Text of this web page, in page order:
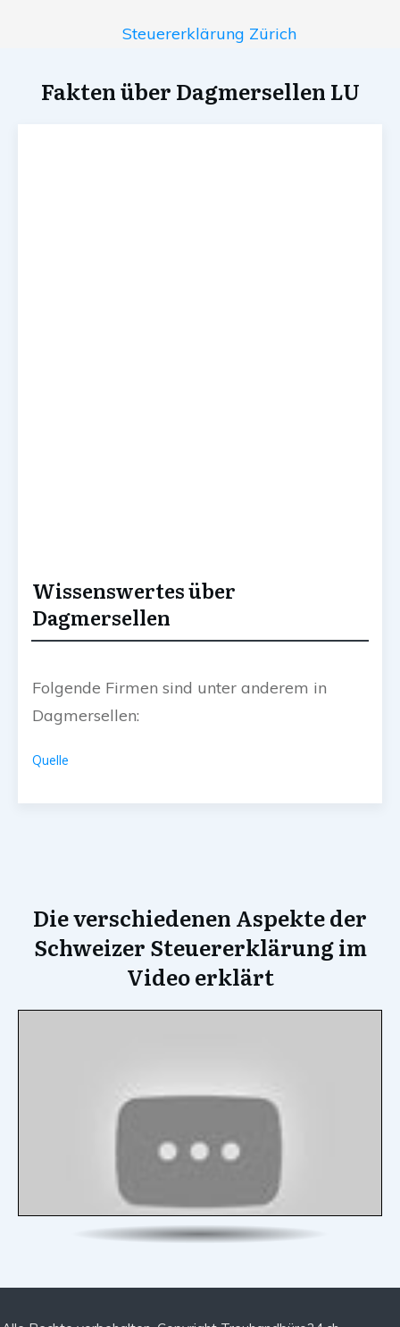
Steuererklärung Zürich
Fakten über Dagmersellen LU
Wissenswertes über
Dagmersellen
Folgende Firmen sind unter anderem in
Dagmersellen:
Quelle
Die verschiedenen Aspekte der
Schweizer Steuererklärung im
Video erklärt